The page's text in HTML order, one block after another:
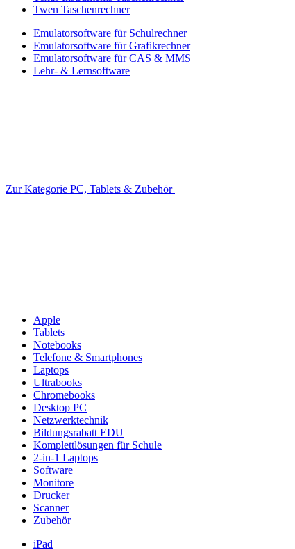
Twen Taschenrechner
Emulatorsoftware für Schulrechner
Emulatorsoftware für Grafikrechner
Emulatorsoftware für CAS & MMS
Lehr- & Lernsoftware
Zur Kategorie PC, Tablets & Zubehör
Apple
Tablets
Notebooks
Telefone & Smartphones
Laptops
Ultrabooks
Chromebooks
Desktop PC
Netzwerktechnik
Bildungsrabatt EDU
Komplettlösungen für Schule
2-in-1 Laptops
Software
Monitore
Drucker
Scanner
Zubehör
iPad